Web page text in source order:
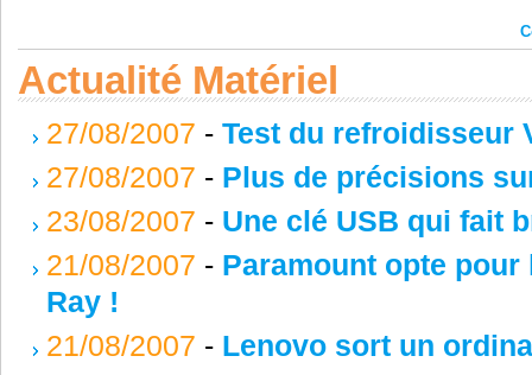
Actualité Matériel
27/08/2007 - Test du refroidisseur
27/08/2007 - Plus de précisions
23/08/2007 - Une clé USB qui fait
21/08/2007 - Paramount opte pour
Ray !
21/08/2007 - Lenovo sort un